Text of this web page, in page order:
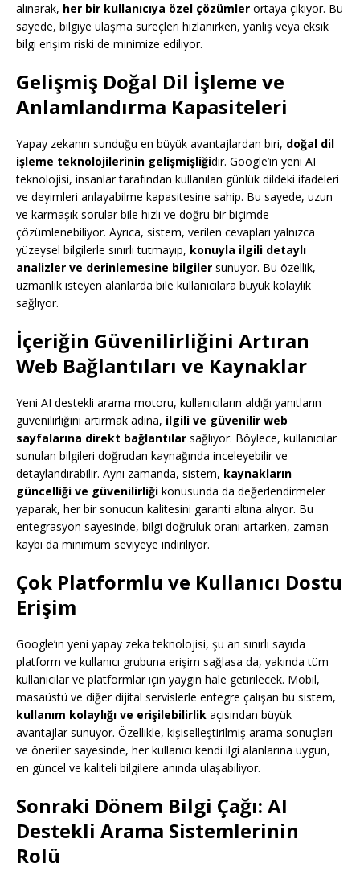
alınarak, her bir kullanıcıya özel çözümler ortaya çıkıyor. Bu
sayede, bilgiye ulaşma süreçleri hızlanırken, yanlış veya eksik
bilgi erişim riski de minimize ediliyor.
Gelişmiş Doğal Dil İşleme ve
Anlamlandırma Kapasiteleri
Yapay zekanın sunduğu en büyük avantajlardan biri, doğal dil
işleme teknolojilerinin gelişmişliğidır. Google’ın yeni AI
teknolojisi, insanlar tarafından kullanılan günlük dildeki ifadeleri
ve deyimleri anlayabilme kapasitesine sahip. Bu sayede, uzun
ve karmaşık sorular bile hızlı ve doğru bir biçimde
çözümlenebiliyor. Ayrıca, sistem, verilen cevapları yalnızca
yüzeysel bilgilerle sınırlı tutmayıp, konuyla ilgili detaylı
analizler ve derinlemesine bilgiler sunuyor. Bu özellik,
uzmanlık isteyen alanlarda bile kullanıcılara büyük kolaylık
sağlıyor.
İçeriğin Güvenilirliğini Artıran
Web Bağlantıları ve Kaynaklar
Yeni AI destekli arama motoru, kullanıcıların aldığı yanıtların
güvenilirliğini artırmak adına, ilgili ve güvenilir web
sayfalarına direkt bağlantılar sağlıyor. Böylece, kullanıcılar
sunulan bilgileri doğrudan kaynağında inceleyebilir ve
detaylandırabilir. Aynı zamanda, sistem, kaynakların
güncelliği ve güvenilirliği konusunda da değerlendirmeler
yaparak, her bir sonucun kalitesini garanti altına alıyor. Bu
entegrasyon sayesinde, bilgi doğruluk oranı artarken, zaman
kaybı da minimum seviyeye indiriliyor.
Çok Platformlu ve Kullanıcı Dostu
Erişim
Google’ın yeni yapay zeka teknolojisi, şu an sınırlı sayıda
platform ve kullanıcı grubuna erişim sağlasa da, yakında tüm
kullanıcılar ve platformlar için yaygın hale getirilecek. Mobil,
masaüstü ve diğer dijital servislerle entegre çalışan bu sistem,
kullanım kolaylığı ve erişilebilirlik açısından büyük
avantajlar sunuyor. Özellikle, kişiselleştirilmiş arama sonuçları
ve öneriler sayesinde, her kullanıcı kendi ilgi alanlarına uygun,
en güncel ve kaliteli bilgilere anında ulaşabiliyor.
Sonraki Dönem Bilgi Çağı: AI
Destekli Arama Sistemlerinin
Rolü